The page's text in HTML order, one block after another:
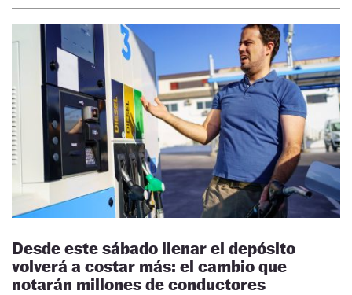
Desde este sábado llenar el depósito
volverá a costar más: el cambio que
notarán millones de conductores